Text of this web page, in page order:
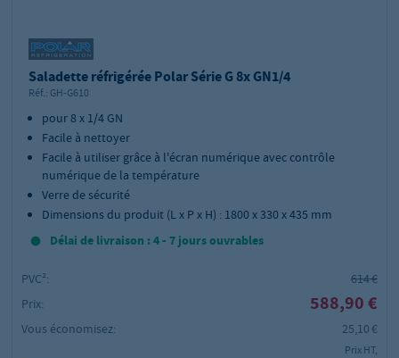
Saladette réfrigérée Polar Série G 8x GN1/4
Réf.: GH-G610
pour 8 x 1/4 GN
Facile à nettoyer
Facile à utiliser grâce à l'écran numérique avec contrôle
numérique de la température
Verre de sécurité
Dimensions du produit (L x P x H) : 1800 x 330 x 435 mm
Délai de livraison : 4 - 7 jours ouvrables
PVC²:
614 €
Prix:
588,90 €
Vous économisez: 25,10 €
Prix HT,